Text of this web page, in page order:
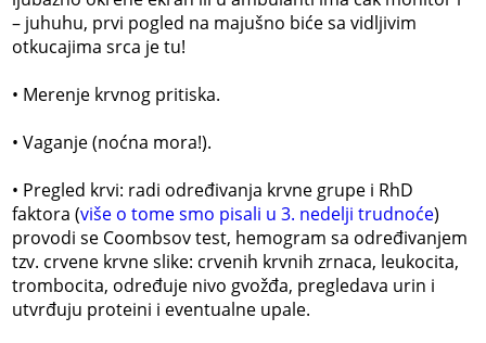
– juhuhu, prvi pogled na majušno biće sa vidljivim
otkucajima srca je tu!
• Merenje krvnog pritiska.
• Vaganje (noćna mora!).
• Pregled krvi: radi određivanja krvne grupe i RhD
faktora (više o tome smo pisali u 3. nedelji trudnoće)
provodi se Coombsov test, hemogram sa određivanjem
tzv. crvene krvne slike: crvenih krvnih zrnaca, leukocita,
trombocita, određuje nivo gvožđa, pregledava urin i
utvrđuju proteini i eventualne upale.